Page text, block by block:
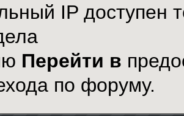
IP доступен
Перейти в
по форуму.